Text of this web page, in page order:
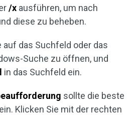
/x ausführen, um nach
diese zu beheben.
auf das Suchfeld oder das
Suche zu öffnen, und
in das Suchfeld ein.
sollte die beste
Klicken Sie mit der rechten